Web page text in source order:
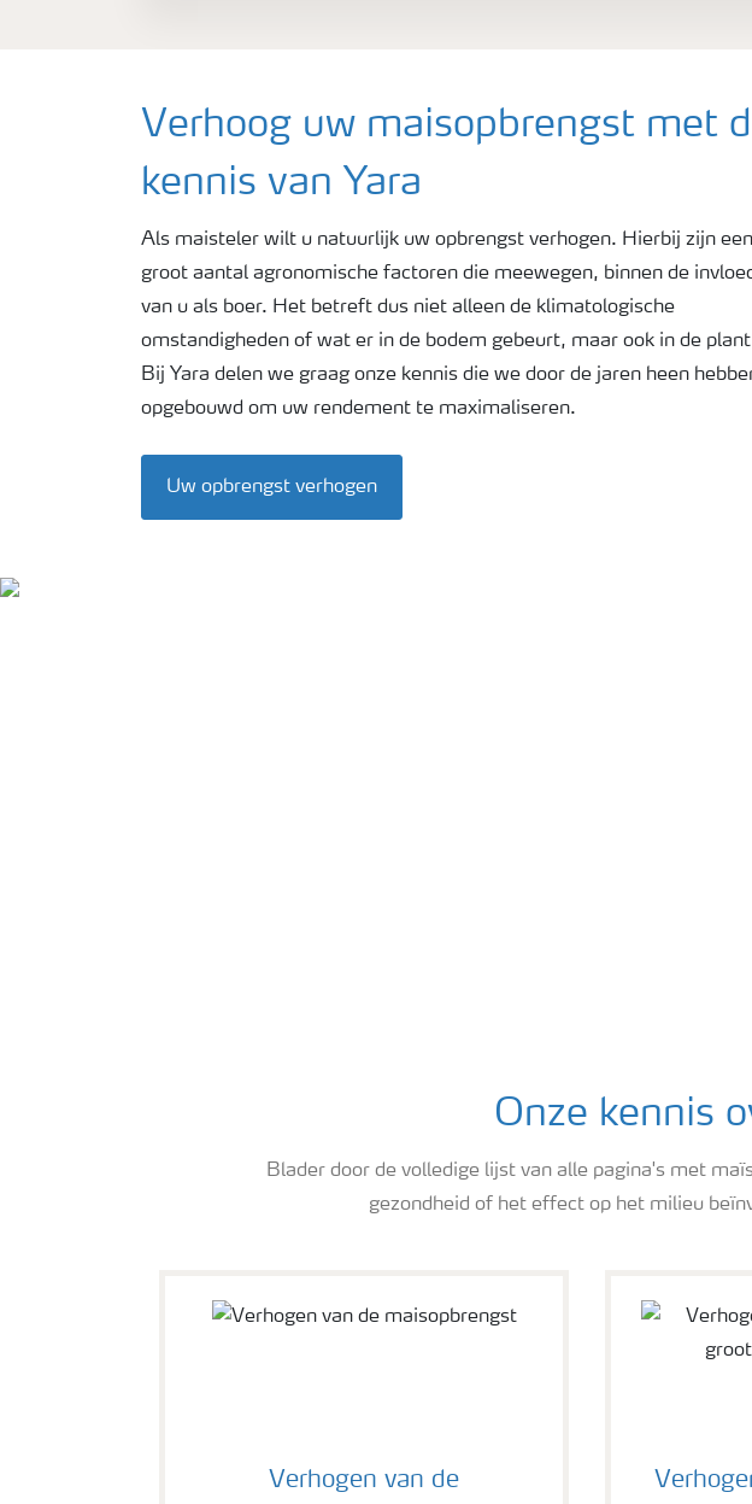
Toolbox
Grow the future
Meststoffen veiligheid
Podcasts
Webinars
Verhoog uw maisopbrengst met
kennis van Yara
Als maisteler wilt u natuurlijk uw opbrengst verhogen. Hierbij zijn een
groot aantal agronomische factoren die meewegen, binnen de
van u als boer. Het betreft dus niet alleen de klimatologische
omstandigheden of wat er in de bodem gebeurt, maar ook in de
Bij Yara delen we graag onze kennis die we door de jaren heen
opgebouwd om uw rendement te maximaliseren.
Uw opbrengst verhogen
Onze kennis
Blader door de volledige lijst van alle pagina's met
gezondheid of het effect op het milieu
Verhogen van de